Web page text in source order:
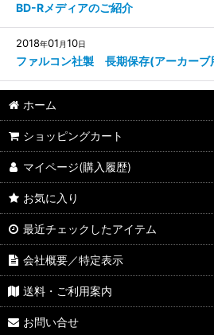
BD-Rメディアのご紹介
2018年01 月10日
ファルコン社製 長期保存(アーカーブ
ホーム
ショッピングカート
マイページ(購入履歴)
お気に入り
最近チェックしたアイテム
会社概要／特定表示
送料・ご利用案内
お問い合せ